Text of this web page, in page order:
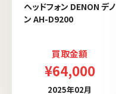
ヘッドフォン DENON デノ
ン AH-D9200
買取金額
¥64,000
2025年02月